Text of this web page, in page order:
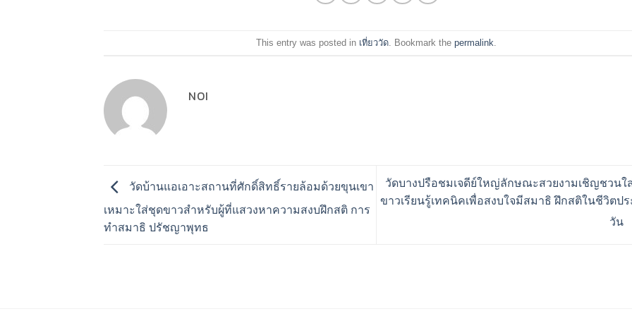
This entry was posted in เที่ยววัด. Bookmark the permalink
NOI
วัดบ้านแอเอาะสถานที่ศักดิ์สิทธิ์รายล้อมด้วยขุนเขา
เหมาะใส่ชุดขาวสำหรับผู้ที่แสวงหาความสงบฝึกสติ การ
ทำสมาธิ ปรัชญาพุทธ
วัดบางปรือชมเจดีย์ใหญ่ลักษณะสวยงามเชิญชวนใ
ขาวเรียนรู้เทคนิคเพื่อสงบใจมีสมาธิ ฝึกสติในชีวิตปร
วัน